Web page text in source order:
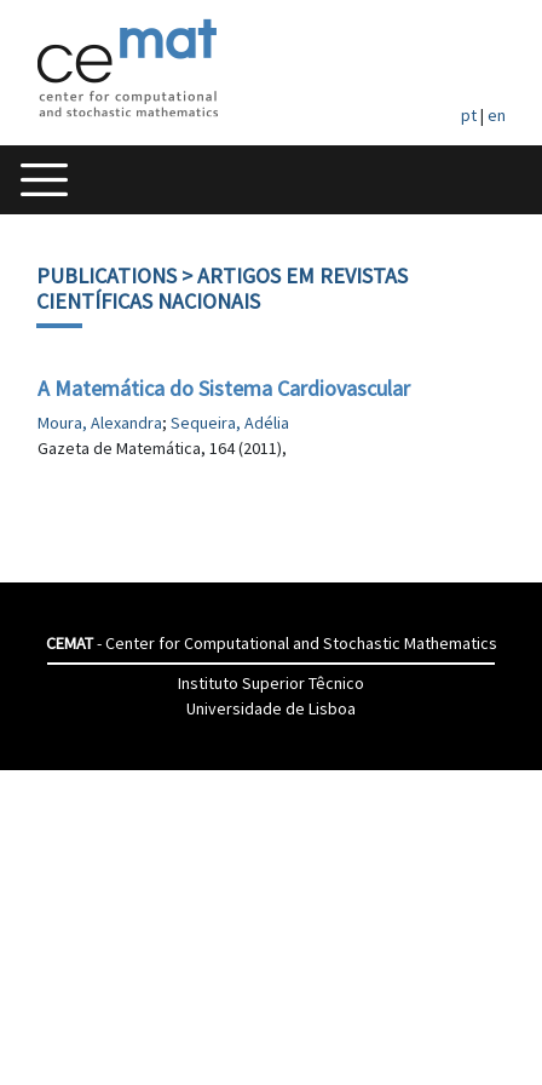
pt| en
PUBLICATIONS> ARTIGOS EM REVISTAS
CIENTÍFICAS NACIONAIS
A Matemática do Sistema Cardiovascular
Moura, Alexandra; Sequeira, Adélia
Gazeta de Matemática, 164 (2011),
CEMAT- Center for Computational and Stochastic Mathematics
Instituto Superior Têcnico
Universidade de Lisboa